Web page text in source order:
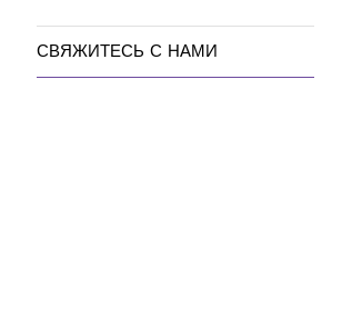
СВЯЖИТЕСЬ С НАМИ